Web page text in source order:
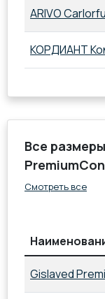
ARIVO
КОРДИАНТ
Все
Смотреть все
Gislaved